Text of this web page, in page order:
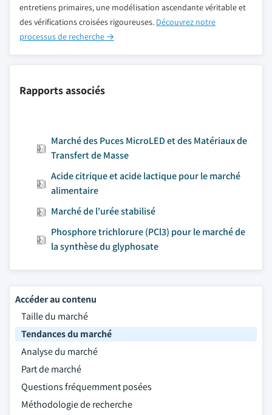
entretiens primaires, une modélisation ascendante véritable et
des vérifications croisées rigoureuses. Découvrez notre
processus de recherche →
Rapports associés
Marché des Puces MicroLED et des Matériaux de
Transfert de Masse
Acide citrique et acide lactique pour le marché
alimentaire
Marché de l'urée stabilisé
Phosphore trichlorure (PCl3) pour le marché de
la synthèse du glyphosate
Accéder au contenu
Taille du marché
Tendances du marché
Analyse du marché
Part de marché
Questions fréquemment posées
Méthodologie de recherche